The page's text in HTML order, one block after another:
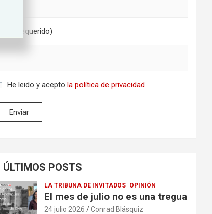
Email (requerido)
He leido y aceptola política de privacidad
ÚLTIMOS POSTS
LA TRIBUNA DE INVITADOS OPINIÓN
El mes de julio no es una tregua
24 julio 2026 Conrad Blásquiz